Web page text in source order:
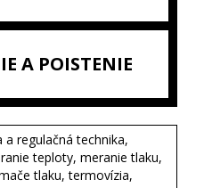
A POISTENIE
a regulačná technika,
teploty, meranie tlaku,
tlaku, termovízia,